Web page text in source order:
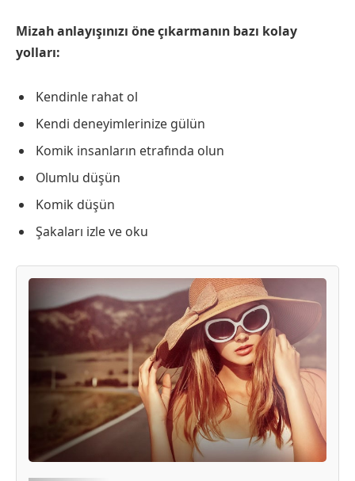
Mizah anlayışınızı öne çıkarmanın bazı kolay
yolları:
Kendinle rahat ol
Kendi deneyimlerinize gülün
Komik insanların etrafında olun
Olumlu düşün
Komik düşün
Şakaları izle ve oku